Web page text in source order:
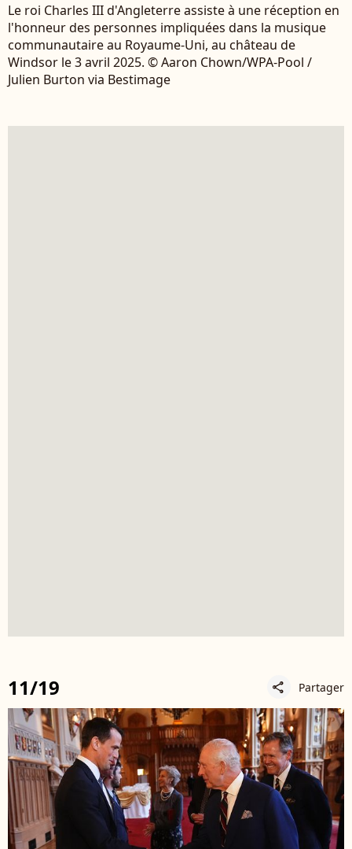
Le roi Charles III d'Angleterre assiste à une réception en
l'honneur des personnes impliquées dans la musique
communautaire au Royaume-Uni, au château de
Windsor le 3 avril 2025. © Aaron Chown/WPA-Pool /
Julien Burton via Bestimage
11/19 share Partager